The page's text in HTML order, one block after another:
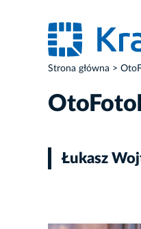
Strona główna
Łukasz